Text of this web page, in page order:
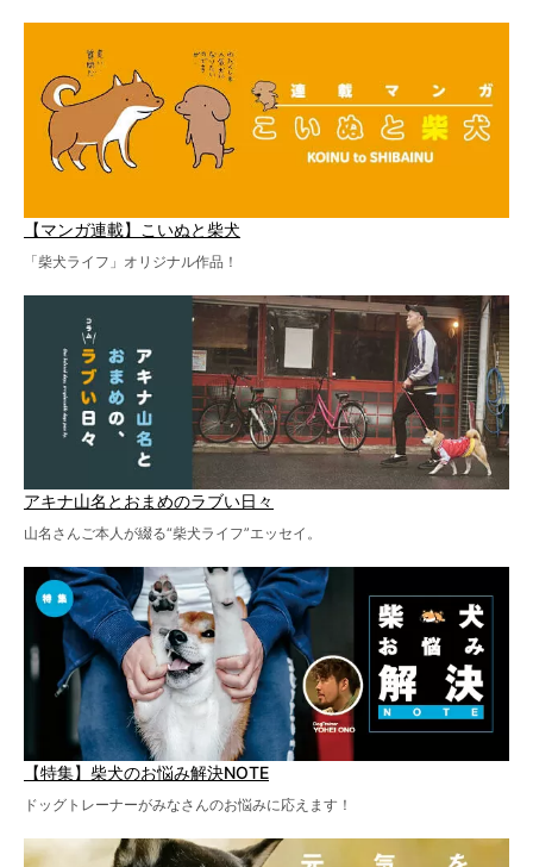
【マンガ連載】こいぬと柴犬
「柴犬ライフ」オリジナル作品！
アキナ山名とおまめのラブい日々
山名さんご本人が綴る“柴犬ライフ”エッセイ。
【特集】柴犬のお悩み解決NOTE
ドッグトレーナーがみなさんのお悩みに応えます！